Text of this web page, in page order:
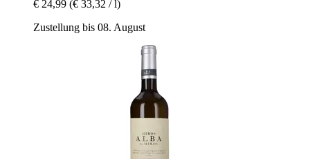
€ 24,99 (€ 33,32 / l)
Zustellung bis 08. August